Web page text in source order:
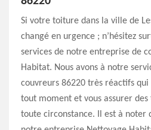
Si votre toiture dans la ville de
changé en urgence ; n’hésitez
services de notre entreprise de
Habitat. Nous avons à notre
couvreurs 86220 très réactifs
tout moment et vous assurer
toute circonstance. Il est à noter